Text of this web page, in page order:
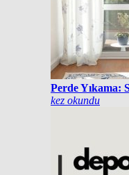
Perde Yıkama:
kez okundu